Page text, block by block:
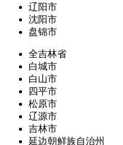
辽阳市
沈阳市
盘锦市
全吉林省
白城市
白山市
四平市
松原市
辽源市
吉林市
延边朝鲜族自治州